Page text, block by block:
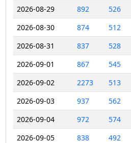
2026-08-29
892 526
2026-08-30
874 512
2026-08-31
837 528
2026-09-01
867 545
2026-09-02
2273 513
2026-09-03
937 562
2026-09-04
972 574
2026-09-05
838 492